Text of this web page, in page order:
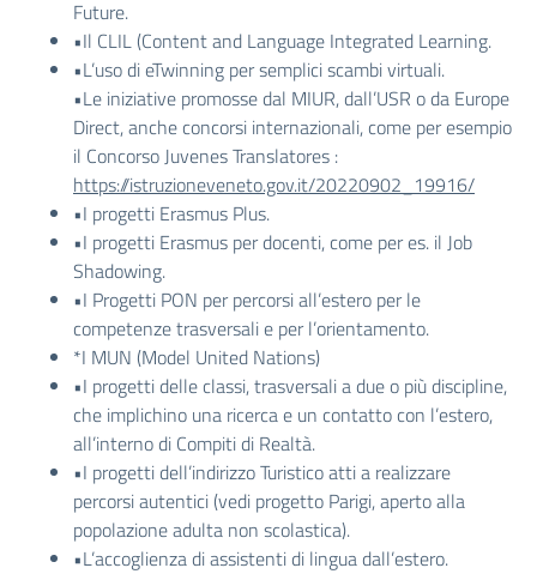
Future.
•Il CLIL (Content and Language Integrated Learning.
•L’uso di eTwinning per semplici scambi virtuali.
•Le iniziative promosse dal MIUR, dall’USR o da Europe
Direct, anche concorsi internazionali, come per esempio
il Concorso Juvenes Translatores :
https://istruzioneveneto.gov.it/20220902_19916/
•I progetti Erasmus Plus.
•I progetti Erasmus per docenti, come per es. il Job
Shadowing.
•I Progetti PON per percorsi all’estero per le
competenze trasversali e per l’orientamento.
*I MUN (Model United Nations)
•I progetti delle classi, trasversali a due o più discipline,
che implichino una ricerca e un contatto con l’estero,
all’interno di Compiti di Realtà.
•I progetti dell’indirizzo Turistico atti a realizzare
percorsi autentici (vedi progetto Parigi, aperto alla
popolazione adulta non scolastica).
•L’accoglienza di assistenti di lingua dall’estero.